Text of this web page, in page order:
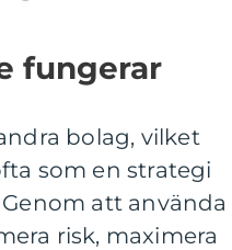
fungerar
bolag, vilket
som en strategi
att använda
risk, maximera